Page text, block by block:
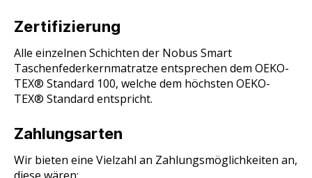
Zertifizierung
Alle einzelnen Schichten der Nobus Smart
Taschenfederkernmatratze entsprechen dem OEKO-
TEX® Standard 100, welche dem höchsten OEKO-
TEX® Standard entspricht.
Zahlungsarten
Wir bieten eine Vielzahl an Zahlungsmöglichkeiten an,